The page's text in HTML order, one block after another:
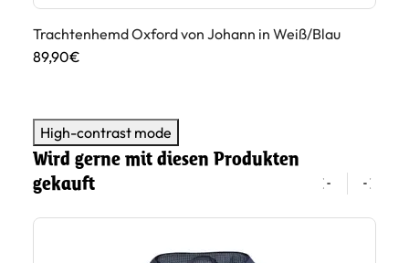
Trachtenhemd Oxford von Johann in Weiß/Blau
89,90€
High-contrast mode
Wird gerne mit diesen Produkten
gekauft